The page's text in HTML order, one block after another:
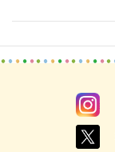
instagram
twitter